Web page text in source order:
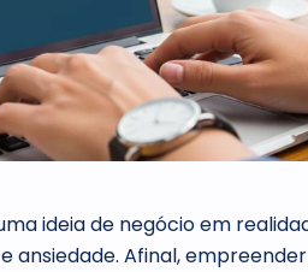
ideia de negócio em
ansiedade. Afinal,